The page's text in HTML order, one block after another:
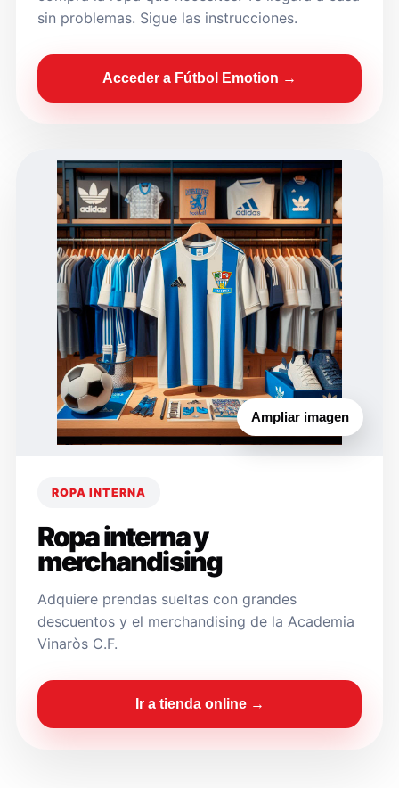
sin problemas. Sigue las instrucciones.
Acceder a Fútbol Emotion →
Ampliar imagen
ROPA INTERNA
Ropa interna y
merchandising
Adquiere prendas sueltas con grandes
descuentos y el merchandising de la Academia
Vinaròs C.F.
Ir a tienda online →